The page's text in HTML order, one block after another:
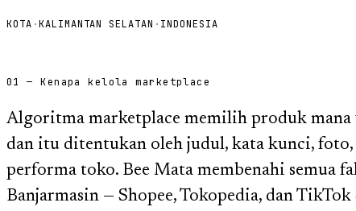
KOTA ·KALIMANTAN SELATAN · INDONESIA
01 — Kenapa kelola marketplace
Algoritma marketplace memilih produk
dan itu ditentukan oleh judul, kata kunci,
performa toko. Bee Mata membenahi semua
Banjarmasin — Shopee, Tokopedia, dan